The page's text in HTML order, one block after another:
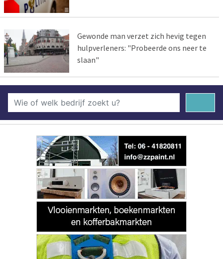
Gewonde man verzet zich hevig tegen
hulpverleners: "Probeerde ons neer te
slaan"